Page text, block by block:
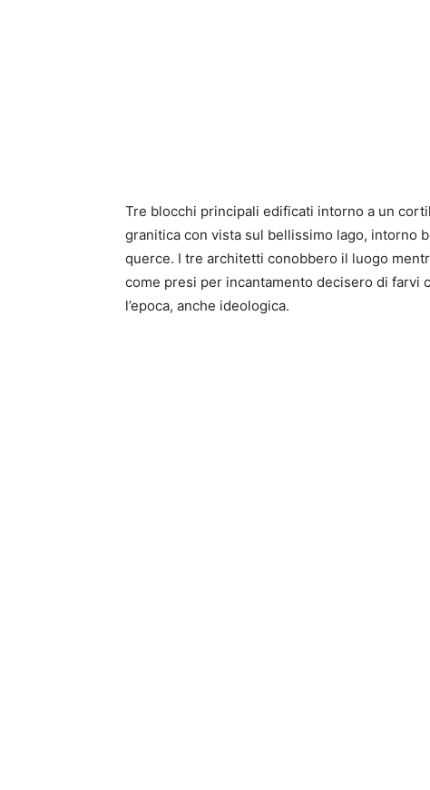
Tre blocchi principali edificati intorno a un
granitica con vista sul bellissimo lago, intorno
querce. I tre architetti conobbero il luogo
come presi per incantamento decisero di farvi
l’epoca, anche ideologica.